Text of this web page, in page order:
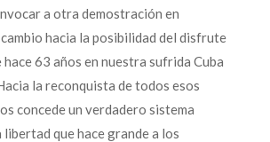
a otra demostración en
cambio hacia la posibilidad del disfrute
hace 63 años en nuestra sufrida Cuba
la reconquista de todos esos
concede un verdadero sistema
que hace grande a los